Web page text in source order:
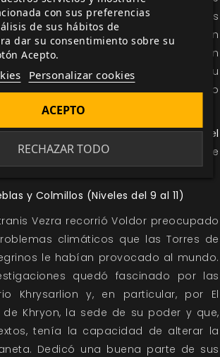
ruinas de un antiguo imperio y ser los
los fragmentos de información
que gobernaron El Espolón en
Un desafío que pondrá a prueba su
y capacidad de adaptación en uno
hostiles de todo Voldor.
de la campañaLa Conjura del
Resurgir Del Dragón, para personajes de
y Colmillos (Niveles del 9 al 11)
Vezra recorrió Voldor preocupado
climáticos que las Torres de
le habían provocado al mundo.
quedó fascinado por las
Khrysarlion y, en particular, por El
de Khryon, la sede de su poder y que,
tenía la capacidad de alterar la
Dedicó una buena parte de sus
con sus preferencias
de sus hábitos de
dar su consentimiento sobre su
Acepto.
Personalizar cookies
RECHAZAR TODO
ACEPTO